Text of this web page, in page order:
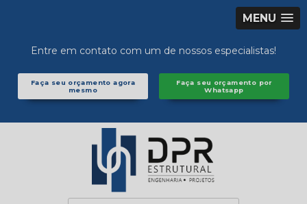
MENU
Entre em contato com um de nossos especialistas!
Faça seu orçamento agora
mesmo
Faça seu orçamento por
Whatsapp